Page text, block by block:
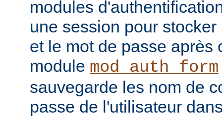
modules
une session pour
et le mot de passe après
module mod_auth_form
sauvegarde les nom de
passe de l'utilisateur